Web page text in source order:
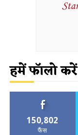
हमें फॉलो करें
150,802
फैंस